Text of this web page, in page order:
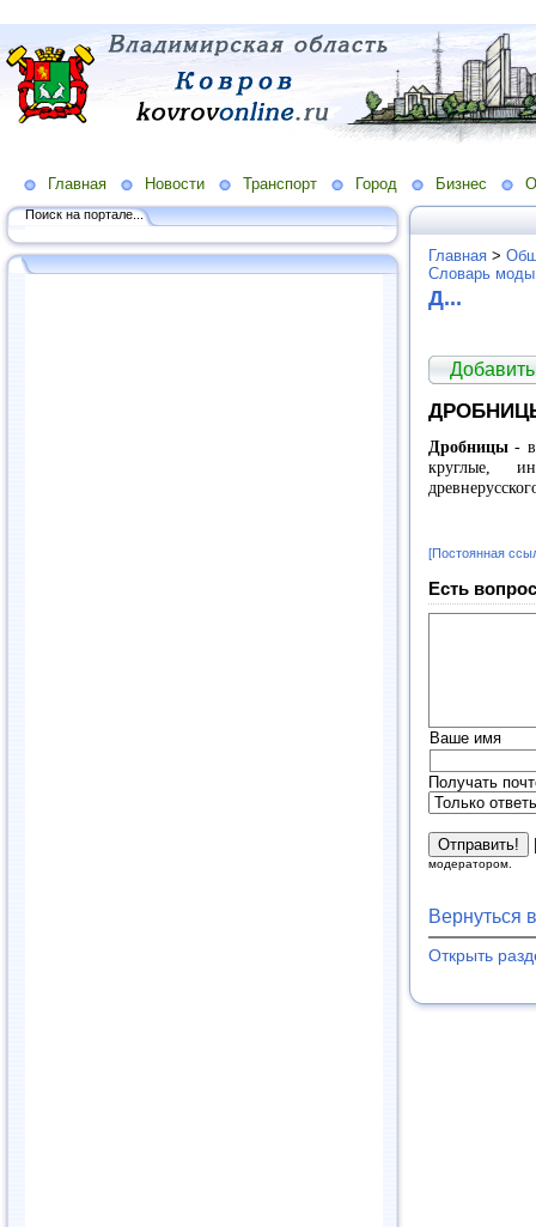
Главная Новости Транспорт Город Бизнес
Поиск на портале...
Главная >
Словарь
Д...
Дробницы-
круглые,
[Постоянная
Есть
Ваше имя
Получать
модератором.
Вернуться
Открыть